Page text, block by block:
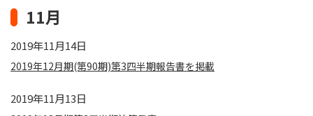
11月
2019年11月14日
2019年12月期(第90期)第3四半期報告書を掲載
2019年11月13日